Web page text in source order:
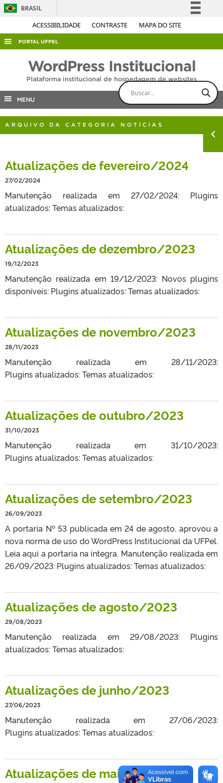
ACESSIBILIDADE CONTRASTE MAPA DO SITE
BRASIL
Simplifique!
Acesso à informação
Legislação
PORTAL UFPEL
AUDITORIA
COBALTO
CONCURSOS
EDITAIS
OUVIDORIA
PORTARIAS
TELEFONES
WordPress Institucional
Plataforma institucional de hospedagem de websites
MENU
ARQUIVO DA CATEGORIA NOTÍCIAS
Atualizações de fevereiro/2024
27/02/2024
Manutenção realizada em 27/02/2024: Plugins
atualizados: Temas atualizados:
Atualizações de dezembro/2023
19/12/2023
Manutenção realizada em 19/12/2023: Novos plugins
disponíveis: Plugins atualizados: Temas atualizados:
Atualizações de novembro/2023
28/11/2023
Manutenção realizada em 28/11/2023:
Plugins atualizados: Temas atualizados:
Atualizações de outubro/2023
31/10/2023
Manutenção realizada em 31/10/2023:
Plugins atualizados: Temas atualizados:
Atualizações de setembro/2023
26/09/2023
A portaria Nº 53 publicada em 24 de agosto, aprovou a
nova norma de uso do WordPress Institucional da UFPel.
Leia aqui a portaria na íntegra. Manutenção realizada em
26/09/2023: Plugins atualizados: Temas atualizados:
Atualizações de agosto/2023
29/08/2023
Manutenção realizada em 29/08/2023: Plugins
atualizados: Temas atualizados:
Atualizações de junho/2023
27/06/2023
Manutenção realizada em 27/06/2023:
Plugins atualizados: Temas atualizados:
Atualizações de maio/2023